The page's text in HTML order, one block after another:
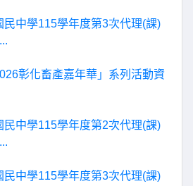
民中學115學年度第3次代理(課)
彰化畜產嘉年華」系列活動資
民中學115學年度第2次代理(課)
民中學115學年度第3次代理(課)